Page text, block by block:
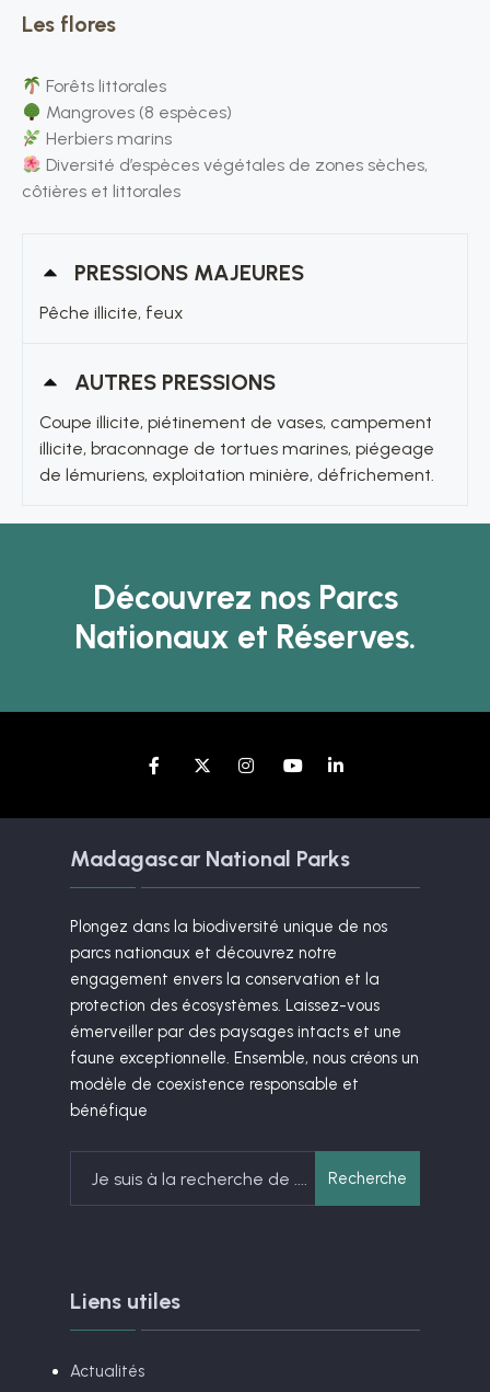
Les flores
Forêts littorales
Mangroves (8 espèces)
Herbiers marins
Diversité d’espèces végétales de zones sèches,
côtières et littorales
PRESSIONS MAJEURES
Pêche illicite, feux
AUTRES PRESSIONS
Coupe illicite, piétinement de vases, campement
illicite, braconnage de tortues marines, piégeage
de lémuriens, exploitation minière, défrichement.
Découvrez nos Parcs
Nationaux et Réserves.
Madagascar National Parks
Plongez dans la biodiversité unique de nos
parcs nationaux et découvrez notre
engagement envers la conservation et la
protection des écosystèmes. Laissez-vous
émerveiller par des paysages intacts et une
faune exceptionnelle. Ensemble, nous créons un
modèle de coexistence responsable et
bénéfique
for:
Recherche
Liens utiles
Actualités